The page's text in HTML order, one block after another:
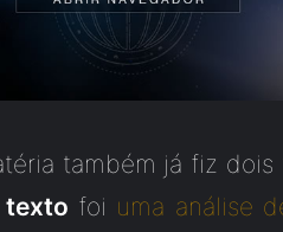
também já fiz
texto foi uma análise